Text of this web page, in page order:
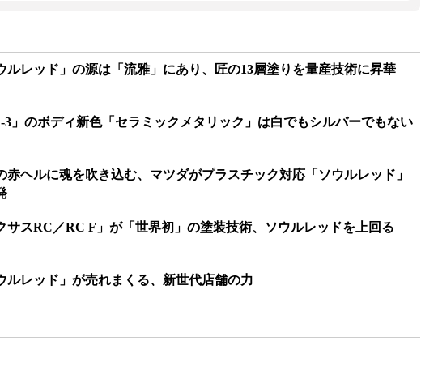
ルレッド」の源は「流雅」にあり、匠の13層塗りを量産技術に昇華
3」のボディ新色「セラミックメタリック」は白でもシルバーでもない
赤ヘルに魂を吹き込む、マツダがプラスチック対応「ソウルレッド」
サスRC／RC F」が「世界初」の塗装技術、ソウルレッドを上回る
ルレッド」が売れまくる、新世代店舗の力